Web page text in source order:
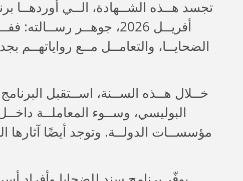
أفريــل 2026، جوهــر
الضحايــا، والتعامــل مــع
البوليسي، وســوء المعاملــة
مؤسســات الدولــة. وتوجد أيضًا